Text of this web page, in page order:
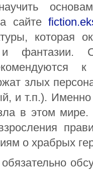
сайте
которая
фантазии.
к
злых
и т.п.). Именно
в этом
о храбрых